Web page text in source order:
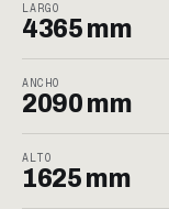
LARGO
4365 mm
ANCHO
2090 mm
ALTO
1625 mm